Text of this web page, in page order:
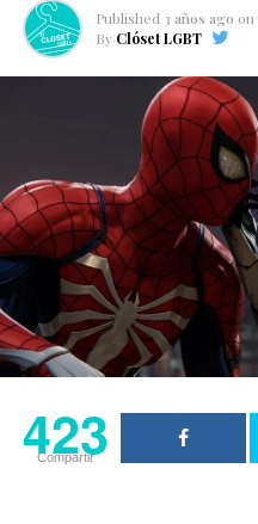
Published 3 años ago on
By Clóset LGBT
423
Compartir